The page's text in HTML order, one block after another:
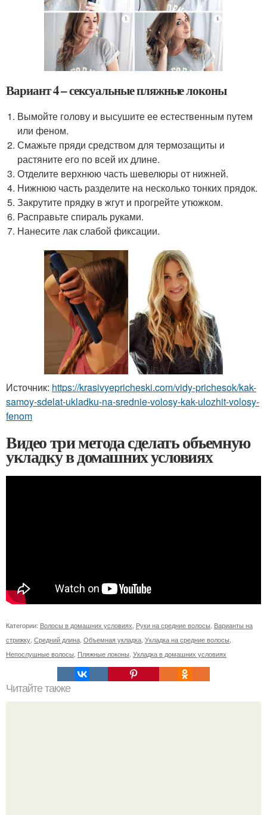
Вариант 4 – сексуальные пляжные локоны
Вымойте голову и высушите ее естественным путем
или феном.
Смажьте пряди средством для термозащиты и
растяните его по всей их длине.
Отделите верхнюю часть шевелюры от нижней.
Нижнюю часть разделите на несколько тонких прядок.
Закрутите прядку в жгут и прогрейте утюжком.
Расправьте спираль руками.
Нанесите лак слабой фиксации.
Источник: https://krasivyepricheski.com/vidy-prichesok/kak-
samoy-sdelat-ukladku-na-srednie-volosy-kak-ulozhit-volosy-
fenom
Видео три метода сделать объемную
укладку в домашних условиях
Категории: Волосы в домашних условиях Руки на средние волосы Варианты на
стрижку Средний длина Объемная укладка Укладка на средние волосы
Непослушные волосы Пляжные локоны Укладка в домашних условиях
Читайте также